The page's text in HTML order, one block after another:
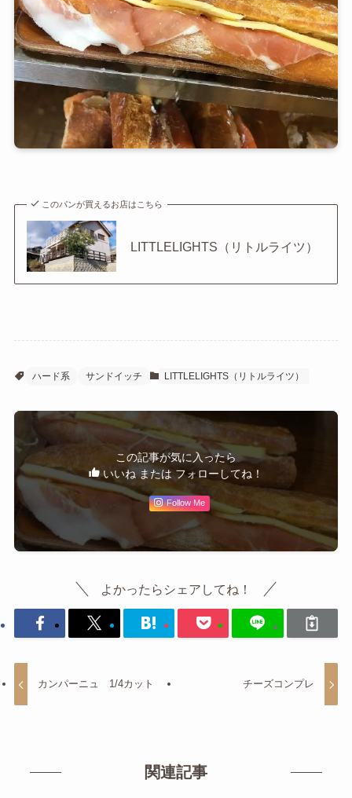
このパンが買えるお店はこちら
LITTLELIGHTS（リトルライツ）
ハード系 サンドイッチ LITTLELIGHTS（リトルライツ）
この記事が気に入ったら
いいね または フォローしてね！
Follow Me
よかったらシェアしてね！
カンパーニュ 1/4カット チーズコンプレ
関連記事